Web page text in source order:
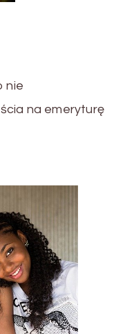
nie
na emeryturę